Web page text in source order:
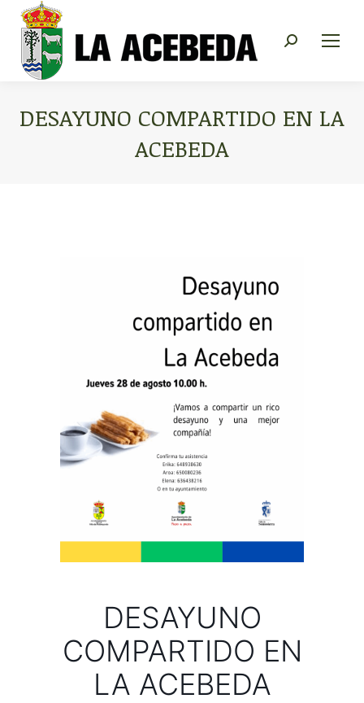
Buscar:
DESAYUNO COMPARTIDO EN LA
ACEBEDA
DESAYUNO
COMPARTIDO EN
LA ACEBEDA